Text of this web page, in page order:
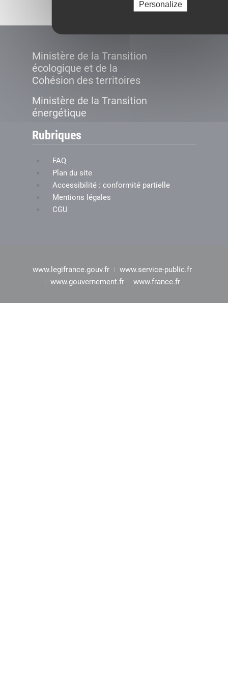
Personalize
Ministère de la Transition
écologique et de la
Cohésion des territoires
Ministère de la Transition
énergétique
Rubriques
FAQ
Plan du site
Accessibilité : conformité partielle
Mentions légales
CGU
www.legifrance.gouv.fr
www.service-public.fr
www.gouvernement.fr
www.france.fr